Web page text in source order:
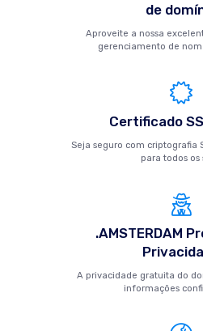
de
Aproveite a nossa
gerenciamento de
Certificado
Seja seguro com criptografia
para todos os
.AMSTERDAM
A privacidade gratuita do
informações